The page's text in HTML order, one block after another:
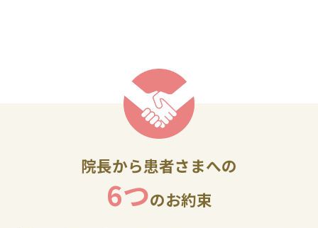
院長から患者さまへの
6つのお約束